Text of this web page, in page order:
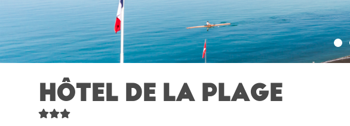
HÔTEL DE LA PLAGE